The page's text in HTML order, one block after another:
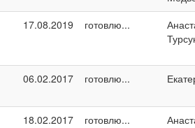
17.08.2019 готовлю...
06.02.2017 готовлю...
18.02.2017 готовлю...